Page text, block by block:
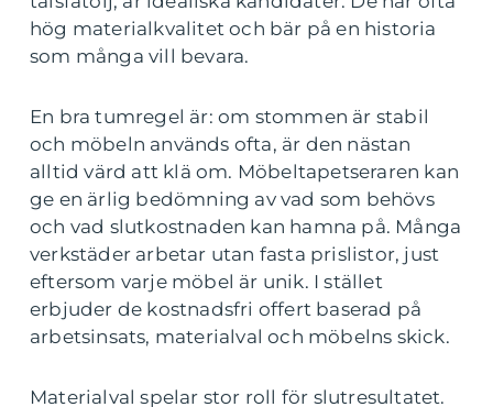
hög materialkvalitet och bär på en historia
som många vill bevara.
En bra tumregel är: om stommen är stabil
och möbeln används ofta, är den nästan
alltid värd att klä om. Möbeltapetseraren kan
ge en ärlig bedömning av vad som behövs
och vad slutkostnaden kan hamna på. Många
verkstäder arbetar utan fasta prislistor, just
eftersom varje möbel är unik. I stället
erbjuder de kostnadsfri offert baserad på
arbetsinsats, materialval och möbelns skick.
Materialval spelar stor roll för slutresultatet.